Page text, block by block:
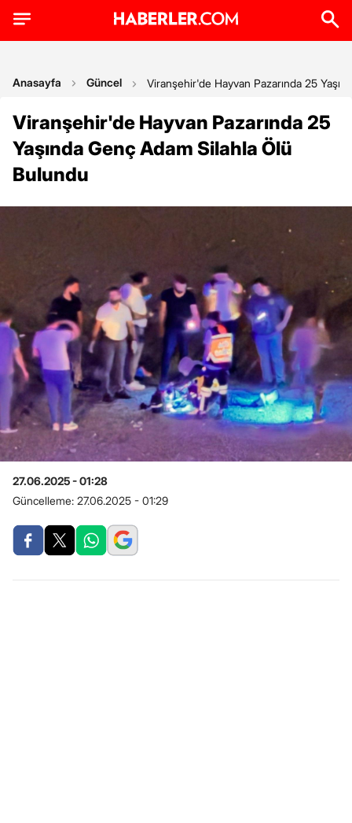
Anasayfa Güncel Viranşehir'de Hayvan Pazarında 25
Viranşehir'de Hayvan Pazarında 25
Yaşında Genç Adam Silahla Ölü
Bulundu
27.06.2025 - 01:28
Güncelleme: 27.06.2025 - 01:29